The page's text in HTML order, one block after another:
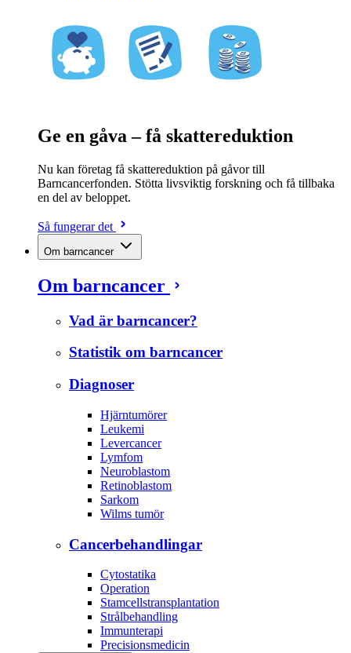
Ge en gåva – få skattereduktion
Nu kan företag få skattereduktion på gåvor till
Barncancerfonden. Stötta livsviktig forskning och få tillbaka
en del av beloppet.
Så fungerar det
Om barncancer
Om barncancer
Vad är barncancer?
Statistik om barncancer
Diagnoser
Hjärntumörer
Leukemi
Levercancer
Lymfom
Neuroblastom
Retinoblastom
Sarkom
Wilms tumör
Cancerbehandlingar
Cytostatika
Operation
Stamcellstransplantation
Strålbehandling
Immunterapi
Precisionsmedicin